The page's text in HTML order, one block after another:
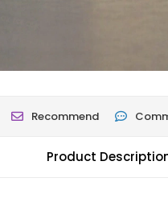
Recommend
Product